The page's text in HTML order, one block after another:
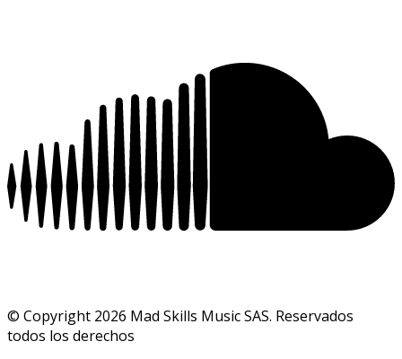
© Copyright 2026 Mad Skills Music SAS. Reservados
todos los derechos